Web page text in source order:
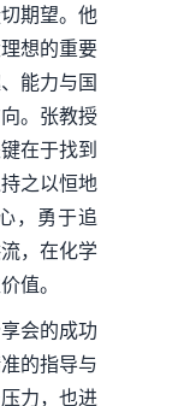
期望。他
想的重要
能力与国
。张教授
在于找到
之以恒地
，勇于追
，在化学
值。
会的成功
的指导与
力，也进